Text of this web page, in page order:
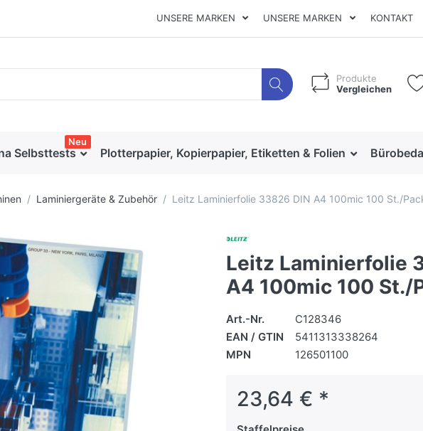
UNSERE MARKEN UNSERE MARKEN KONTAKT
Produkte
Vergleichen
Selbsttests
Neu
Plotterpapier, Kopierpapier, Etiketten & Folien
Laminiergeräte & Zubehör Leitz Laminierfolie 33826 DIN A4 100mic 100 St./
Leitz Laminierfolie
A4 100mic 100 St./
Art.-Nr.
C128346
EAN / GTIN
5411313338264
MPN
126501100
23,64 € *